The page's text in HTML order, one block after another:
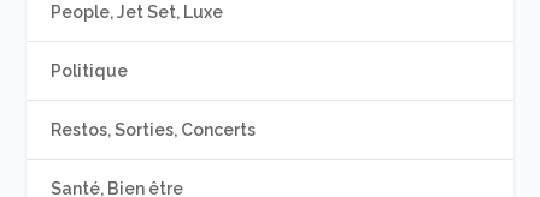
People, Jet Set, Luxe
Politique
Restos, Sorties, Concerts
Santé, Bien être